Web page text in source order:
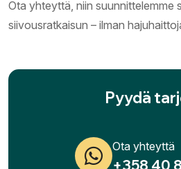
Ota yhteyttä, niin suunnittelemme
siivousratkaisun – ilman
Pyydä
Ota yhteyttä
+358 40